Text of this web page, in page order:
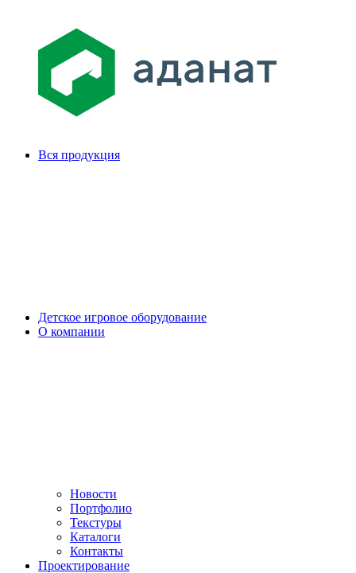
Вся продукция
Детское игровое оборудование
О компании
Новости
Портфолио
Текстуры
Каталоги
Контакты
Проектирование